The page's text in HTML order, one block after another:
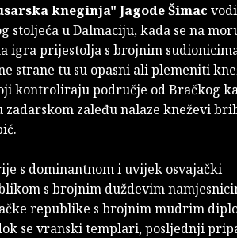
kneginja" Jagode Šimac
stoljeća u Dalmaciju, kada se na
igra prijestolja s brojnim
strane tu su opasni ali plemeniti
kontroliraju područje od Bračkog
zadarskom zaleđu nalaze kneževi
s dominantnom i uvijek osvajački
s brojnim duždevim
republike s brojnim mudrim
se vranski templari, posljednji